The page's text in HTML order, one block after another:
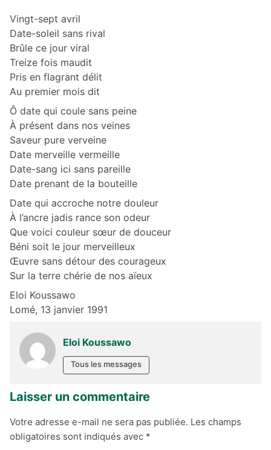
Vingt-sept avril
Date-soleil sans rival
Brûle ce jour viral
Treize fois maudit
Pris en flagrant délit
Au premier mois dit
Ô date qui coule sans peine
À présent dans nos veines
Saveur pure verveine
Date merveille vermeille
Date-sang ici sans pareille
Date prenant de la bouteille
Date qui accroche notre douleur
À l’ancre jadis rance son odeur
Que voici couleur sœur de douceur
Béni soit le jour merveilleux
Œuvre sans détour des courageux
Sur la terre chérie de nos aïeux
Eloi Koussawo
Lomé, 13 janvier 1991
Eloi Koussawo
Tous les messages
Laisser un commentaire
Votre adresse e-mail ne sera pas publiée. Les champs
obligatoires sont indiqués avec *